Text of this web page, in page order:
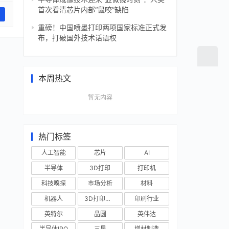
首次看清芯片内部“鼠咬”缺陷
重磅！中国喷墨打印两项国家标准正式发
布，打破国外技术话语权
本周热文
暂无内容
热门标签
人工智能 芯片
AI
半导体
3D打印
打印机
科技嗅探
市场分析
材料
机器人
3D打印技术
印刷行业
英特尔
晶圆
英伟达